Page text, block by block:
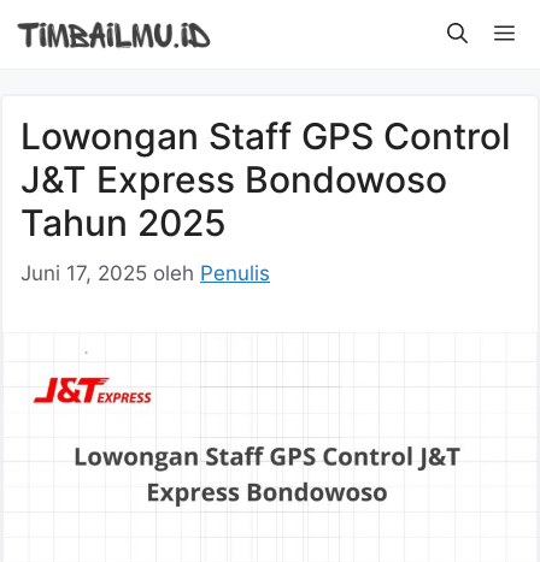
Lowongan Staff GPS Control
J&T Express Bondowoso
Tahun 2025
Juni 17, 2025 oleh Penulis